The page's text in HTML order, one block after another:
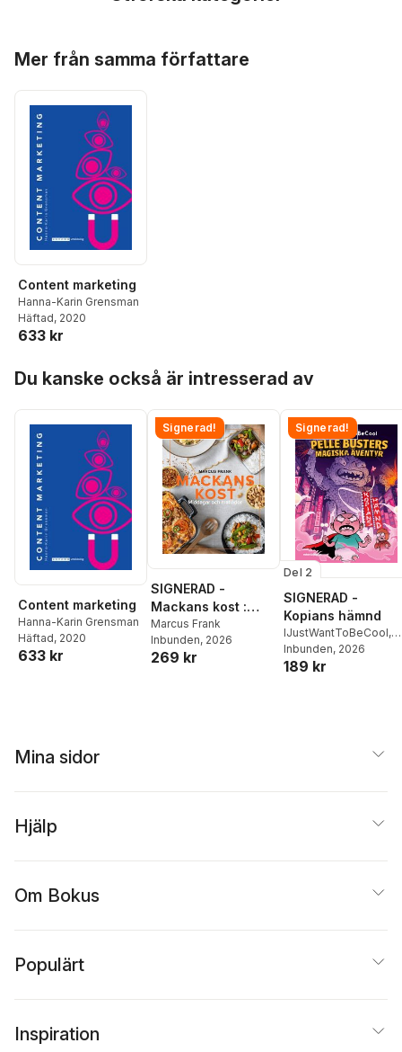
Mer från samma författare
Content marketing
Hanna-Karin Grensman
Häftad, 2020
633 kr
Du kanske också är intresserad av
Content marketing
Hanna-Karin Grensman
Häftad, 2020
633 kr
Signerad!
SIGNERAD -
Mackans kost :
Middagar och
matlådor
Marcus Frank
Inbunden, 2026
269 kr
Signerad!
Del 2
SIGNERAD -
Kopians hämnd
IJustWantToBeCool,
Joel Adolphson
Ejdemo Beer
Inbunden, 2026
189 kr
Mina sidor
Hjälp
Om Bokus
Populärt
Inspiration